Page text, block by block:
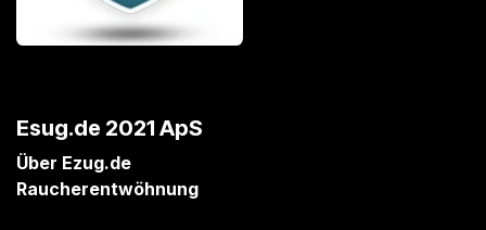
Esug.de 2021 ApS
Über Ezug.de
Raucherentwöhnung